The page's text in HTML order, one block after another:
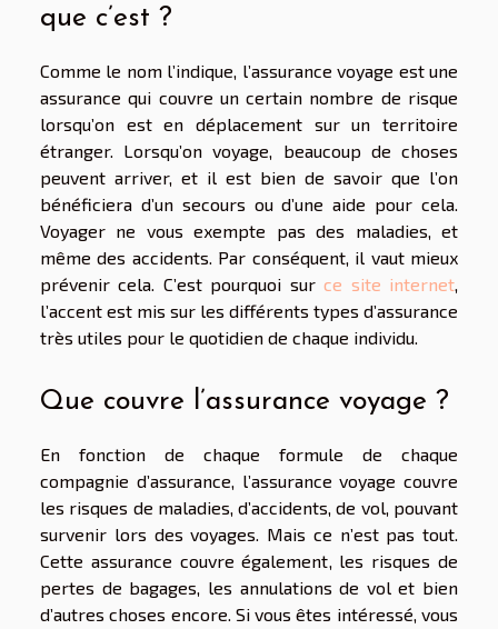
que c’est ?
Comme le nom l’indique, l’assurance voyage est une
assurance qui couvre un certain nombre de risque
lorsqu’on est en déplacement sur un territoire
étranger. Lorsqu’on voyage, beaucoup de choses
peuvent arriver, et il est bien de savoir que l’on
bénéficiera d’un secours ou d’une aide pour cela.
Voyager ne vous exempte pas des maladies, et
même des accidents. Par conséquent, il vaut mieux
prévenir cela. C’est pourquoi surce site internet,
l’accent est mis sur les différents types d’assurance
très utiles pour le quotidien de chaque individu.
Que couvre l’assurance voyage ?
En fonction de chaque formule de chaque
compagnie d’assurance, l’assurance voyage couvre
les risques de maladies, d’accidents, de vol, pouvant
survenir lors des voyages. Mais ce n’est pas tout.
Cette assurance couvre également, les risques de
pertes de bagages, les annulations de vol et bien
d’autres choses encore. Si vous êtes intéressé, vous